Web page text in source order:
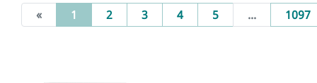
« 1 (current)
2 3 4 5 ... 1097